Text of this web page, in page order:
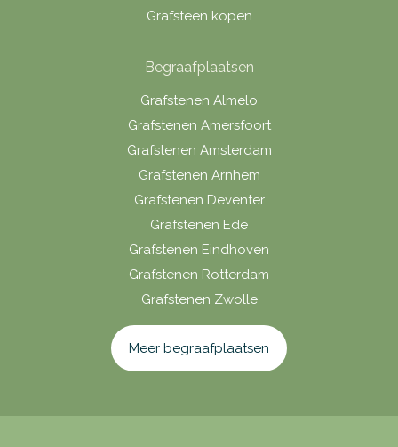
Grafsteen kopen
Begraafplaatsen
Grafstenen Almelo
Grafstenen Amersfoort
Grafstenen Amsterdam
Grafstenen Arnhem
Grafstenen Deventer
Grafstenen Ede
Grafstenen Eindhoven
Grafstenen Rotterdam
Grafstenen Zwolle
Meer begraafplaatsen